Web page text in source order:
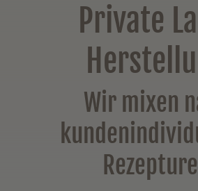
Private
Wir mixen